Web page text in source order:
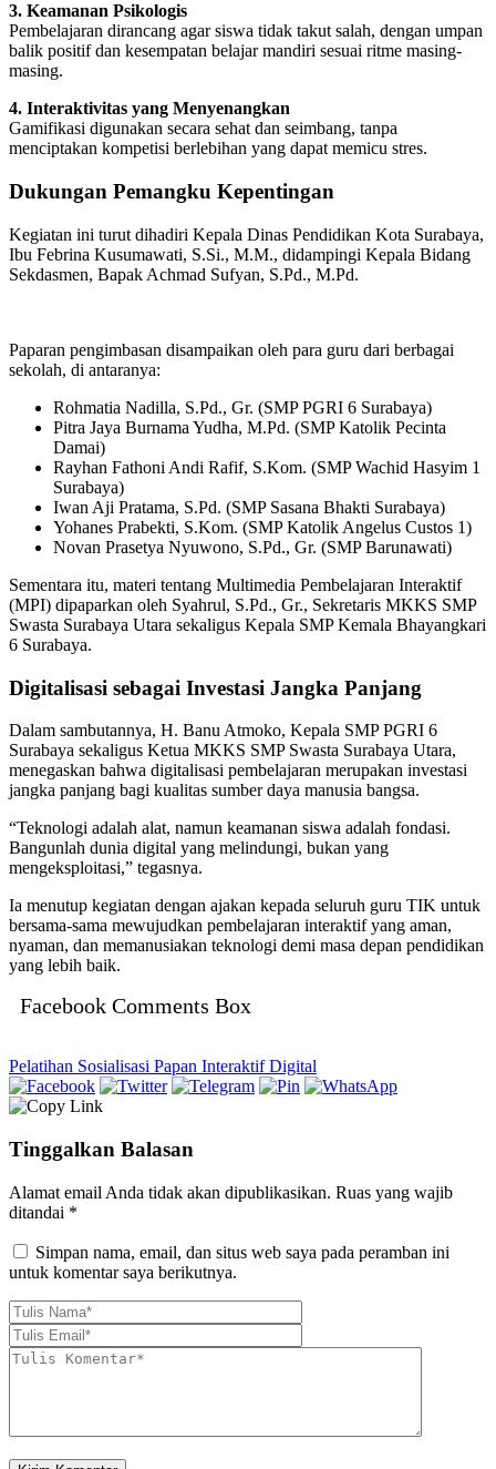
3. Keamanan Psikologis
Pembelajaran dirancang agar siswa tidak takut salah, dengan umpan
balik positif dan kesempatan belajar mandiri sesuai ritme masing-
masing.
4. Interaktivitas yang Menyenangkan
Gamifikasi digunakan secara sehat dan seimbang, tanpa
menciptakan kompetisi berlebihan yang dapat memicu stres.
Dukungan Pemangku Kepentingan
Kegiatan ini turut dihadiri Kepala Dinas Pendidikan Kota Surabaya,
Ibu Febrina Kusumawati, S.Si., M.M., didampingi Kepala Bidang
Sekdasmen, Bapak Achmad Sufyan, S.Pd., M.Pd.
Paparan pengimbasan disampaikan oleh para guru dari berbagai
sekolah, di antaranya:
Rohmatia Nadilla, S.Pd., Gr. (SMP PGRI 6 Surabaya)
Pitra Jaya Burnama Yudha, M.Pd. (SMP Katolik Pecinta
Damai)
Rayhan Fathoni Andi Rafif, S.Kom. (SMP Wachid Hasyim 1
Surabaya)
Iwan Aji Pratama, S.Pd. (SMP Sasana Bhakti Surabaya)
Yohanes Prabekti, S.Kom. (SMP Katolik Angelus Custos 1)
Novan Prasetya Nyuwono, S.Pd., Gr. (SMP Barunawati)
Sementara itu, materi tentang Multimedia Pembelajaran Interaktif
(MPI) dipaparkan oleh Syahrul, S.Pd., Gr., Sekretaris MKKS SMP
Swasta Surabaya Utara sekaligus Kepala SMP Kemala Bhayangkari
6 Surabaya.
Digitalisasi sebagai Investasi Jangka Panjang
Dalam sambutannya, H. Banu Atmoko, Kepala SMP PGRI 6
Surabaya sekaligus Ketua MKKS SMP Swasta Surabaya Utara,
menegaskan bahwa digitalisasi pembelajaran merupakan investasi
jangka panjang bagi kualitas sumber daya manusia bangsa.
“Teknologi adalah alat, namun keamanan siswa adalah fondasi.
Bangunlah dunia digital yang melindungi, bukan yang
mengeksploitasi,” tegasnya.
Ia menutup kegiatan dengan ajakan kepada seluruh guru TIK untuk
bersama-sama mewujudkan pembelajaran interaktif yang aman,
nyaman, dan memanusiakan teknologi demi masa depan pendidikan
yang lebih baik.
Facebook Comments Box
Pelatihan Sosialisasi Papan Interaktif Digital
Tinggalkan Balasan
Alamat email Anda tidak akan dipublikasikan. Ruas yang wajib
ditandai *
Simpan nama, email, dan situs web saya pada peramban ini
untuk komentar saya berikutnya.